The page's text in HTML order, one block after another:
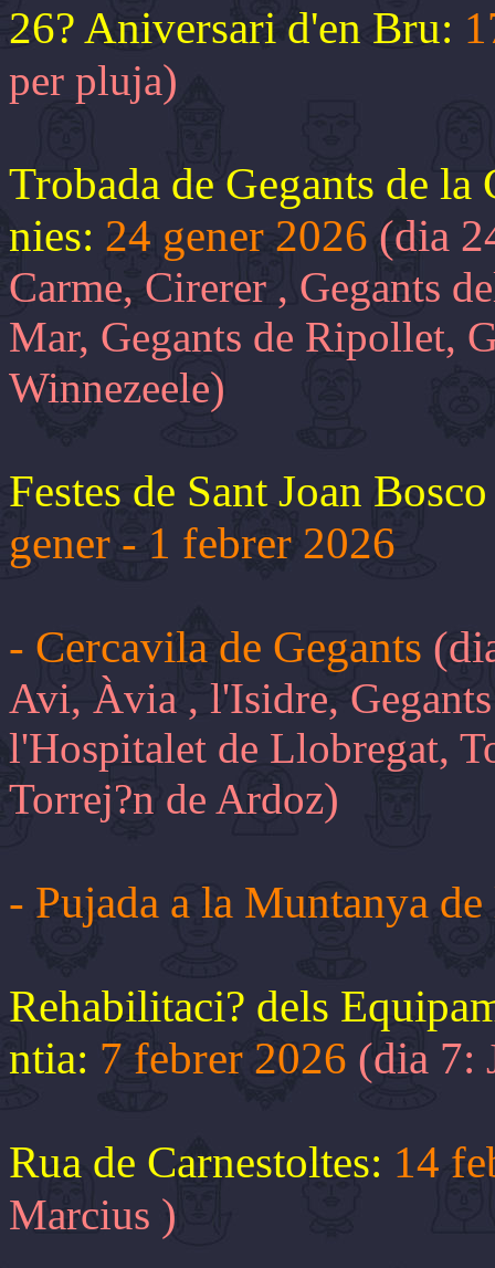
26? Aniversari d'en Bru:
per pluja)
Trobada de Gegants de
nies: 24 gener 2026 (dia
Carme, Cirerer , Gegants
Mar, Gegants de Ripollet,
Winnezeele)
Festes de Sant Joan
gener - 1 febrer 2026
- Cercavila de Gegants
Avi, Àvia , l'Isidre,
l'Hospitalet de Llobregat,
Torrej?n de Ardoz)
- Pujada a la Muntanya
Rehabilitaci? dels
ntia: 7 febrer 2026 (dia 7:
Rua de Carnestoltes: 14
Marcius )